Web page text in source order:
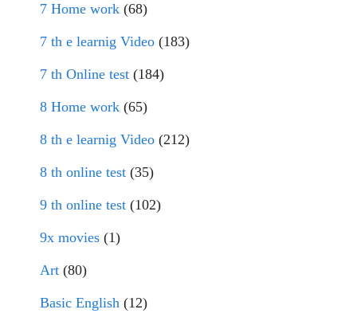
7 Home work (68)
7 th e learnig Video (183)
7 th Online test (184)
8 Home work (65)
8 th e learnig Video (212)
8 th online test (35)
9 th online test (102)
9x movies (1)
Art (80)
Basic English (12)